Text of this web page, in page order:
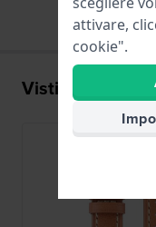
Visti di recente
attivare,
cookie".